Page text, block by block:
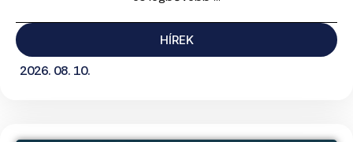
HÍREK
2026. 08. 10.